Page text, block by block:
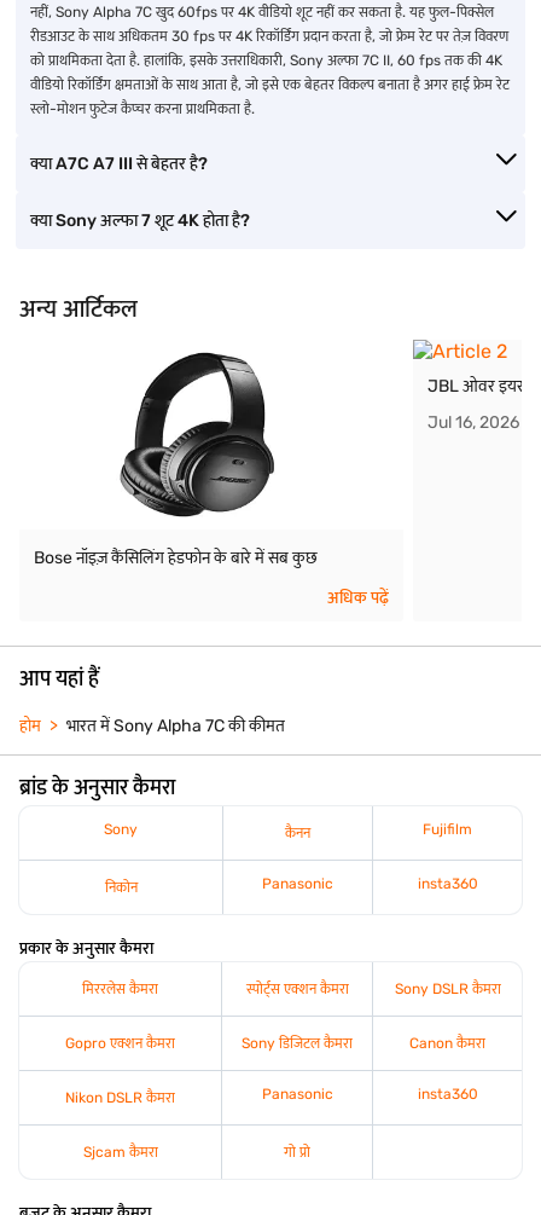
नहीं, Sony Alpha 7C खुद 60fps पर 4K वीडियो शूट नहीं कर सकता है. यह फुल-पिक्सेल
रीडआउट के साथ अधिकतम 30 fps पर 4K रिकॉर्डिंग प्रदान करता है, जो फ्रेम रेट पर तेज़ विवरण
को प्राथमिकता देता है. हालांकि, इसके उत्तराधिकारी, Sony अल्फा 7C II, 60 fps तक की 4K
वीडियो रिकॉर्डिंग क्षमताओं के साथ आता है, जो इसे एक बेहतर विकल्प बनाता है अगर हाई फ्रेम रेट
स्लो-मोशन फुटेज कैप्चर करना प्राथमिकता है.
क्या A7C A7 III से बेहतर है?
क्या Sony अल्फा 7 शूट 4K होता है?
अन्य आर्टिकल
Bose नॉइज़ कैंसिलिंग हेडफोन के बारे में सब कुछ
अधिक पढ़ें
JBL ओवर इयर
Jul 16, 2026
आप यहां हैं
होम भारत में Sony Alpha 7C की कीमत
ब्रांड के अनुसार कैमरा
Sony कैनन Fujifilm
निकोन Panasonic insta360
प्रकार के अनुसार कैमरा
मिररलेस कैमरा स्पोर्ट्स एक्शन कैमरा Sony DSLR कैमरा
Gopro एक्शन कैमरा Sony डिजिटल कैमरा Canon कैमरा
Nikon DSLR कैमरा Panasonic insta360
Sjcam कैमरा गो प्रो